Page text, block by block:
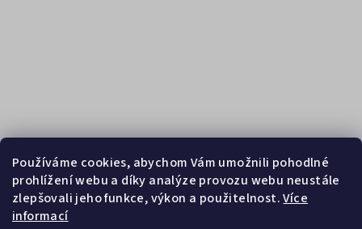
Používáme cookies, abychom Vám umožnili pohodlné
prohlížení webu a díky analýze provozu webu neustále
zlepšovali jeho funkce, výkon a použitelnost.Více
informací